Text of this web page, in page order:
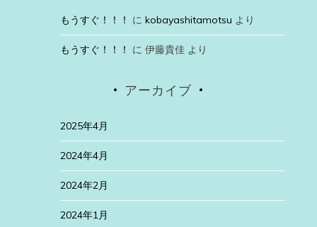
もうすぐ！！！ に kobayashitamotsu より
もうすぐ！！！ に 伊藤貴佳より
アーカイブ
2025年4月
2024年4月
2024年2月
2024年1月